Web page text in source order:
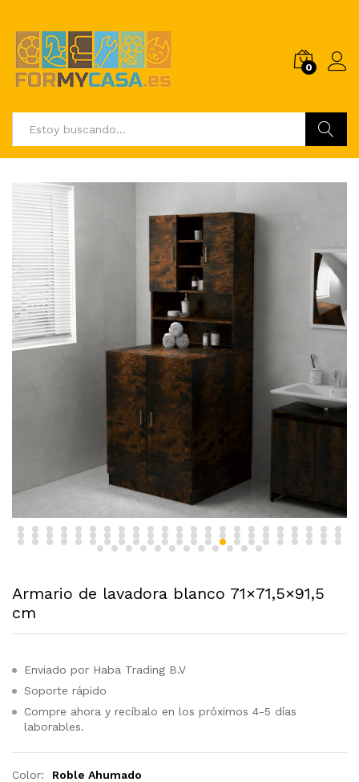
0
Armario de lavadora blanco 71×71,5×91,5
cm
Enviado por Haba Trading B.V
Soporte rápido
Compre ahora y recíbalo en los próximos 4-5 días
laborables.
Color: Roble Ahumado